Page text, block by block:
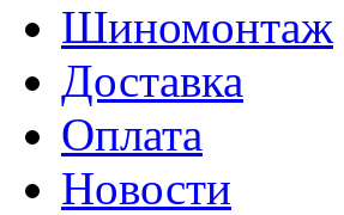
Шиномонтаж
Доставка
Оплата
Новости